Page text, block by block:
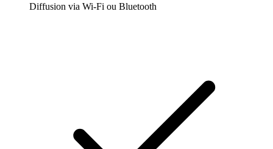
Diffusion via Wi-Fi ou Bluetooth